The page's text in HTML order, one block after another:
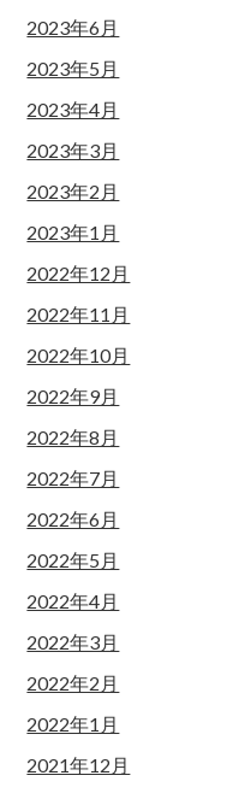
2023年6月
2023年5月
2023年4月
2023年3月
2023年2月
2023年1月
2022年12月
2022年11月
2022年10月
2022年9月
2022年8月
2022年7月
2022年6月
2022年5月
2022年4月
2022年3月
2022年2月
2022年1月
2021年12月